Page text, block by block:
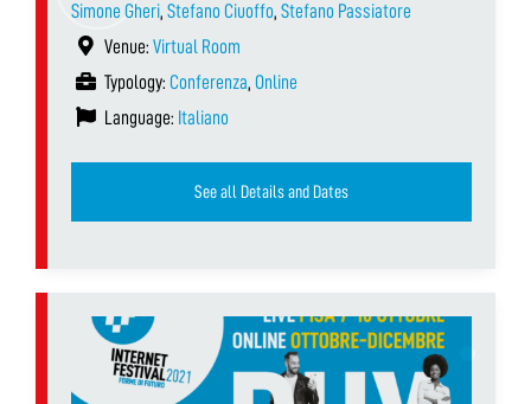
Simone Gheri, Stefano Ciuoffo, Stefano Passiatore
Venue: Virtual Room
Typology: Conferenza, Online
Language: Italiano
See all Details and Dates